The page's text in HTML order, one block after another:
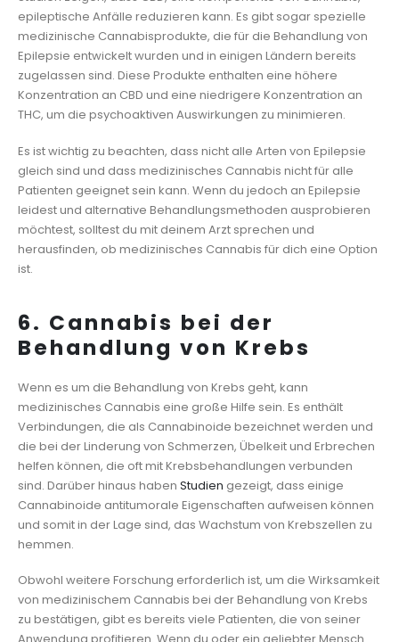
epileptische Anfälle reduzieren kann. Es gibt sogar spezielle
medizinische Cannabisprodukte, die für die Behandlung von
Epilepsie entwickelt wurden und in einigen Ländern bereits
zugelassen sind. Diese Produkte enthalten eine höhere
Konzentration an CBD und eine niedrigere Konzentration an
THC, um die psychoaktiven Auswirkungen zu minimieren.
Es ist wichtig zu beachten, dass nicht alle Arten von Epilepsie
gleich sind und dass medizinisches Cannabis nicht für alle
Patienten geeignet sein kann. Wenn du jedoch an Epilepsie
leidest und alternative Behandlungsmethoden ausprobieren
möchtest, solltest du mit deinem Arzt sprechen und
herausfinden, ob medizinisches Cannabis für dich eine Option
ist.
6. Cannabis bei der
Behandlung von Krebs
Wenn es um die Behandlung von Krebs geht, kann
medizinisches Cannabis eine große Hilfe sein. Es enthält
Verbindungen, die als Cannabinoide bezeichnet werden und
die bei der Linderung von Schmerzen, Übelkeit und Erbrechen
helfen können, die oft mit Krebsbehandlungen verbunden
sind. Darüber hinaus haben Studien gezeigt, dass einige
Cannabinoide antitumorale Eigenschaften aufweisen können
und somit in der Lage sind, das Wachstum von Krebszellen zu
hemmen.
Obwohl weitere Forschung erforderlich ist, um die Wirksamkeit
von medizinischem Cannabis bei der Behandlung von Krebs
zu bestätigen, gibt es bereits viele Patienten, die von seiner